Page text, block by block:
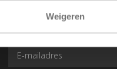
Weigeren